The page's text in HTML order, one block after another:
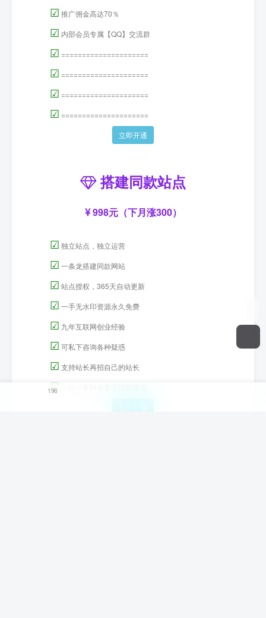
☑ 推广佣金高达70％
☑ 内部会员专属【QQ】交流群
☑ =====================
☑ =====================
☑ =====================
☑ =====================
立即开通
搭建同款站点
998元（下月涨300）
☑ 独立站点，独立运营
☑ 一条龙搭建同款网站
☑ 站点授权，365天自动更新
☑ 一手无水印资源永久免费
☑ 九年互联网创业经验
☑ 可私下咨询各种疑惑
☑ 支持站长再招自己的站长
☑
196